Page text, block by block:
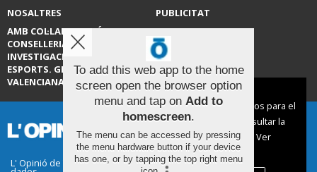
NOSALTRES
PUBLICITAT
AMB COL·LABORACIÓ DE LA
CONSELLERIA D’EDUCACIÓ,
INVESTIGACIÓ, CULTURA I
ESPORTS. GENERALITAT
VALENCIANA.
CONTACTE
L' Opinió de Torrent |Termes d'ús| Protecció de
To add this web app to the home
screen open the browser option
menu and tap on Add to
homescreen.
The menu can be accessed by pressing
the menu hardware button if your device
has one, or by tapping the top right menu
Aviso sobre el Uso de cookies:
Utilizamos cookies nuestras y de terceros para el
funcionamiento del digital. Puedes consultar la
lista de cookies y como desconectarlas.
Ver
nuestra Política de Privacidad y Cookies